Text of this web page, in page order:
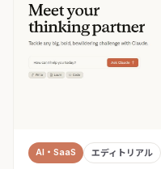
AI・SaaS エディトリアル